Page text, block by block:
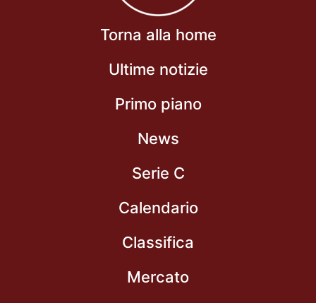
Torna alla home
Ultime notizie
Primo piano
News
Serie C
Calendario
Classifica
Mercato